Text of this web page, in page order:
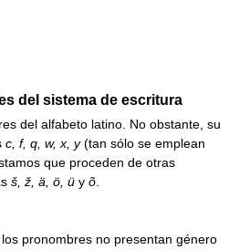
del sistema de escritura
del alfabeto latino. No obstante, su
c, f, q, w, x, y(tan sólo se emplean
que proceden de otras
š, ž, ä, ö, ü y õ
pronombres no presentan género